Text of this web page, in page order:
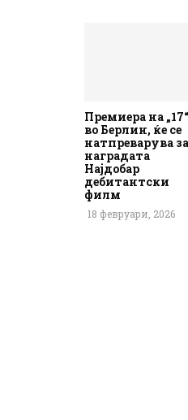
Премиера на „17“
во Берлин, ќе се
натпреварува за
наградата
Најдобар
дебитантски
филм
18 февруари, 2026